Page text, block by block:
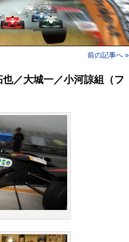
前の記事へ »
／大城一／小河諒組（フ